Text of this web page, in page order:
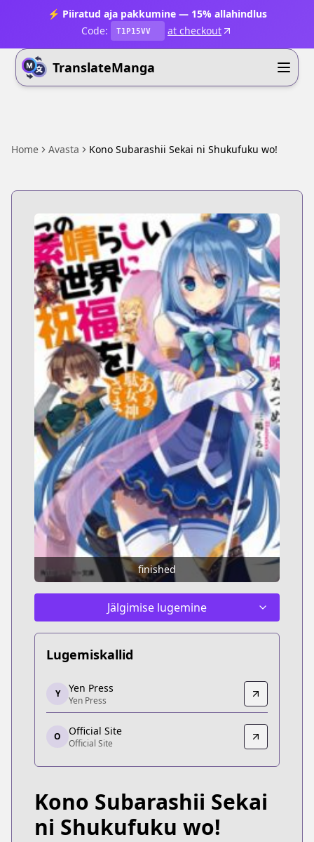
⚡ Piiratud aja pakkumine — 15% allahindlus
Code:
T1P15VV at checkout
TranslateManga
Home Avasta Kono Subarashii Sekai ni Shukufuku wo!
finished
Jälgimise lugemine
Lugemiskallid
Yen Press
Yen Press
https://yenpress.com/series/konosuba-light-novel
Official Site
Official Site
https://sneakerbunko.jp/konosuba/
Y Yen Press
Yen Press
O Official Site
Official Site
Kono Subarashii Sekai
ni Shukufuku wo!